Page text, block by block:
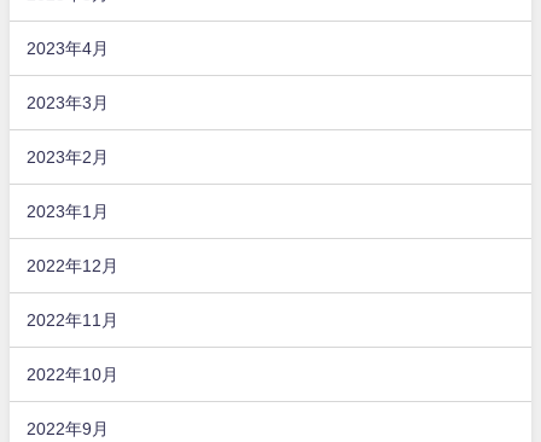
2023年4月
2023年3月
2023年2月
2023年1月
2022年12月
2022年11月
2022年10月
2022年9月